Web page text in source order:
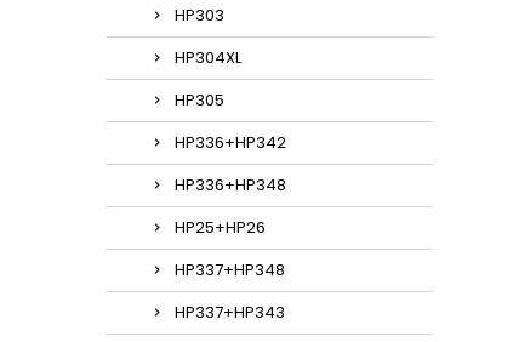
HP303
HP304XL
HP305
HP336+HP342
HP336+HP348
HP25+HP26
HP337+HP348
HP337+HP343